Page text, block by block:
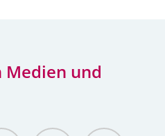
Medien und